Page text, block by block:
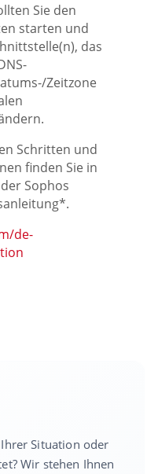
Sie den
starten und
das
Zeitzone
Schritten und
finden Sie in
Sophos
de-
Situation oder
Wir stehen Ihnen